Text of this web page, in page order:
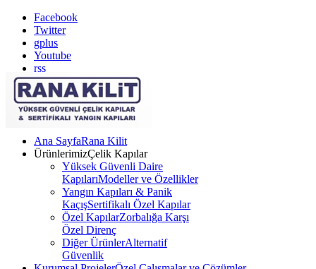
Facebook
Twitter
gplus
Youtube
rss
Ana SayfaRana Kilit
ÜrünlerimizÇelik Kapılar
Yüksek Güvenli Daire
KapılarıModeller ve Özellikler
Yangın Kapıları & Panik
KaçışSertifikalı Özel Kapılar
Özel KapılarZorbalığa Karşı
Özel Direnç
Diğer ÜrünlerAlternatif
Güvenlik